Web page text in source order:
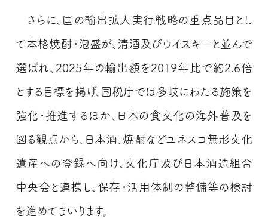
さらに、国の輸出拡大実行戦略の重点品目とし
て本格焼酎・泡盛が、清酒及びウイスキーと並んで
選ばれ、2025年の輸出額を2019年比で約2.6倍
とする目標を掲げ、国税庁では多岐にわたる施策を
強化・推進するほか、日本の食文化の海外普及を
図る観点から、日本酒、焼酎などユネスコ無形文化
遺産への登録へ向け、文化庁及び日本酒造組合
中央会と連携し、保存・活用体制の整備等の検討
を進めてまいります。